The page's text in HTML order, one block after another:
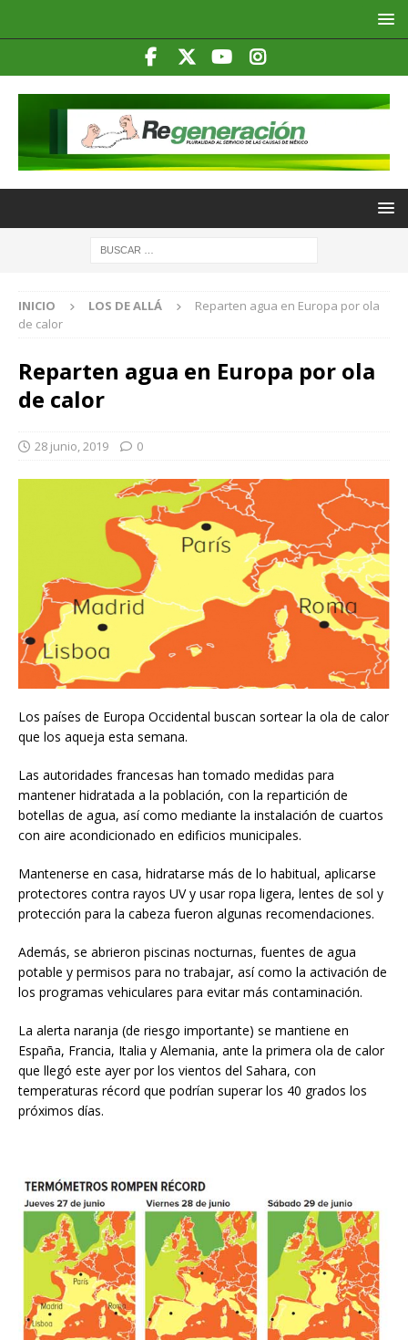
INICIO LOS DE ALLÁ
Reparten agua en Europa por ola
de calor
Reparten agua en Europa por ola
de calor
28 junio, 2019 0
Los países de Europa Occidental buscan sortear la ola de calor
que los aqueja esta semana.
Las autoridades francesas han tomado medidas para
mantener hidratada a la población, con la repartición de
botellas de agua, así como mediante la instalación de cuartos
con aire acondicionado en edificios municipales.
Mantenerse en casa, hidratarse más de lo habitual, aplicarse
protectores contra rayos UV y usar ropa ligera, lentes de sol y
protección para la cabeza fueron algunas recomendaciones.
Además, se abrieron piscinas nocturnas, fuentes de agua
potable y permisos para no trabajar, así como la activación de
los programas vehiculares para evitar más contaminación.
La alerta naranja (de riesgo importante) se mantiene en
España, Francia, Italia y Alemania, ante la primera ola de calor
que llegó este ayer por los vientos del Sahara, con
temperaturas récord que podrían superar los 40 grados los
próximos días.